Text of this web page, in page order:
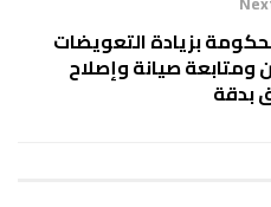
بزيادة التعويضات
صيانة وإصلاح
بدقة